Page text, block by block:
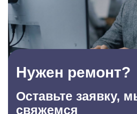
Нужен ремонт?
Оставьте заявку,
свяжемся